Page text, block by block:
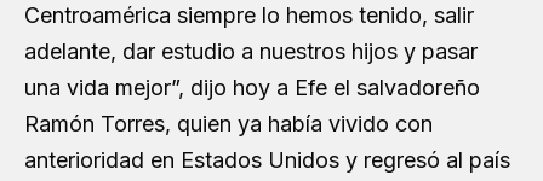
Centroamérica siempre lo hemos tenido, salir
adelante, dar estudio a nuestros hijos y pasar
una vida mejor”, dijo hoy a Efe el salvadoreño
Ramón Torres, quien ya había vivido con
anterioridad en Estados Unidos y regresó al país